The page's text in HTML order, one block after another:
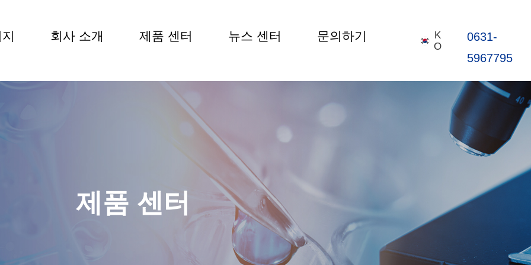
회사 소개 제품 센터 뉴스 센터 문의하기
K
O
0631-
5967795
KO
关于我们
新闻中心
联系我们
제품 센터